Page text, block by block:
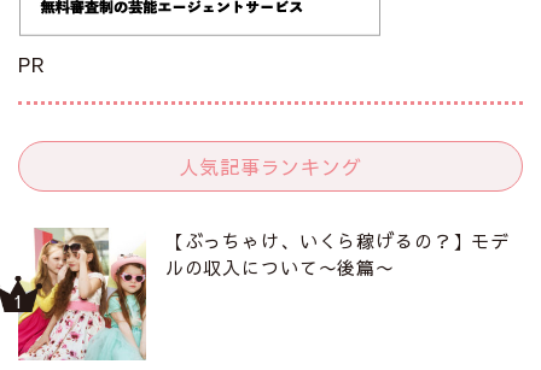
PR
人気記事ランキング
【ぶっちゃけ、いくら稼げるの？】モデ
ルの収入について〜後篇〜